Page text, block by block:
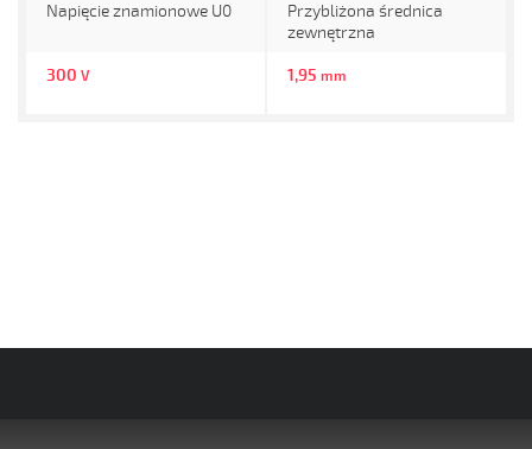
Napięcie znamionowe U0
300 V
Przybliżona średnica
zewnętrzna
1,95 mm